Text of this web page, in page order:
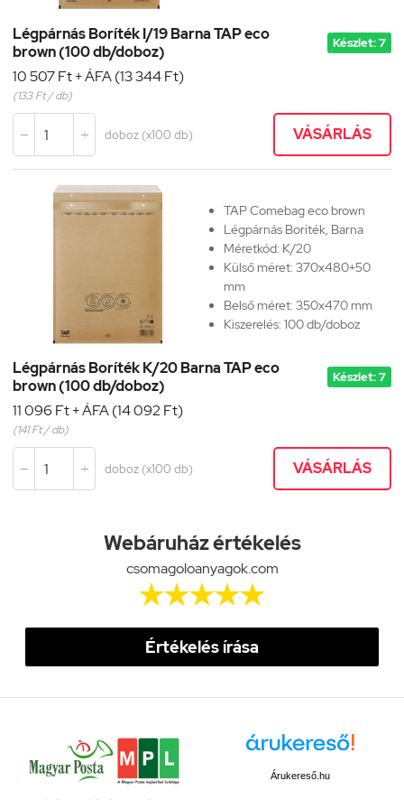
Légpárnás Boríték I/19 Barna TAP eco
brown (100 db/doboz)
Készlet: 7
10 507 Ft + ÁFA (13 344 Ft)
(133 Ft / db)
  doboz (x100 db) VÁSÁRLÁS
TAP Comebag eco brown
Légpárnás Boríték, Barna
Méretkód: K/20
Külső méret: 370x480+50
mm
Belső méret: 350x470 mm
Kiszerelés: 100 db/doboz
Légpárnás Boríték K/20 Barna TAP eco
brown (100 db/doboz)
Készlet: 7
11 096 Ft + ÁFA (14 092 Ft)
(141 Ft / db)
  doboz (x100 db) VÁSÁRLÁS
Webáruház értékelés
csomagoloanyagok.com

Értékelés írása
Árukereső.hu